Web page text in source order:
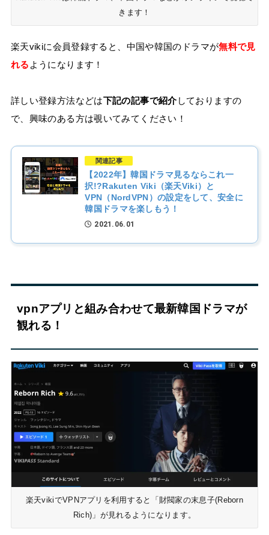
きます！
楽天vikiに会員登録すると、中国や韓国のドラマが無料で見
れる ようになります！
詳しい登録方法などは下記の記事で紹介しておりますの
で、興味のある方は覗いてみてください！
関連記事
【2022年】韓国ドラマ見るならこれ一
択!?Rakuten Viki（楽天Viki）と
VPN（NordVPN）の設定をして、安全に
韓国ドラマを楽しもう！
2021.06.01
vpnアプリと組み合わせて最新韓国ドラマが
観れる！
楽天vikiでVPNアプリを利用すると「財閥家の末息子(Reborn
Rich)」が見れるようになります。